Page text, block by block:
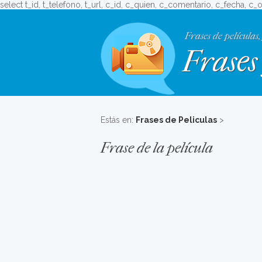
select t_id, t_telefono, t_url, c_id, c_quien, c_comentario, c_fecha,
Frases de
Estás en: Frases de Peliculas >
Frase de la película